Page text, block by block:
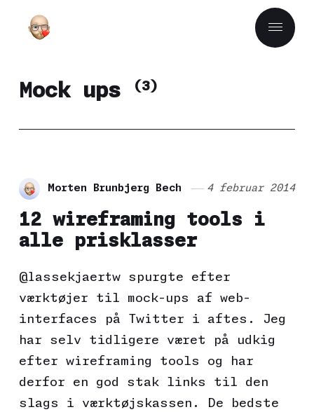
Mock ups (3)
Morten Brunbjerg Bech 4 februar 2014
12 wireframing tools i
alle prisklasser
@lassekjaertw spurgte efter
værktøjer til mock-ups af web-
interfaces på Twitter i aftes. Jeg
har selv tidligere været på udkig
efter wireframing tools og har
derfor en god stak links til den
slags i værktøjskassen. De bedste